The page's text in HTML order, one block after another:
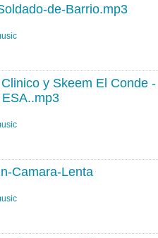
de-Barrio.mp3
y Skeem El Conde -
Camara-Lenta